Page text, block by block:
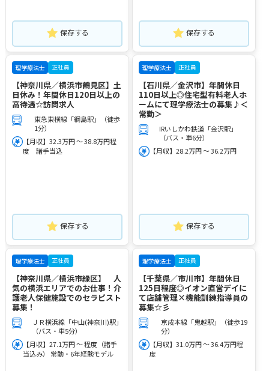
保存する 保存する
理学療法士 正社員
【神奈川県／横浜市鶴見区】土
日休み！年間休日120日以上の
高待遇☆訪問求人
東急東横線「綱島駅」（徒歩
1分）
【月収】32.3万円 ～ 38.8万円程
度 諸手当込
保存する
理学療法士 正社員
【石川県／金沢市】年間休日
110日以上◎住宅型有料老人ホ
ームにて理学療法士の募集♪＜
常勤＞
IRいしかわ鉄道「金沢駅」
（バス・車6分）
【月収】28.2万円 ～ 36.2万円
保存する
理学療法士 正社員
【神奈川県／横浜市緑区】 人
気の横浜エリアでのお仕事！介
護老人保健施設でのセラピスト
募集！
ＪＲ横浜線「中山(神奈川)駅」
（バス・車5分）
【月収】27.1万円 ～ 程度（諸手
当込み） 常勤・6年経験モデル
理学療法士 正社員
【千葉県／市川市】年間休日
125日程度◎イオン直営デイに
て店舗管理×機能訓練指導員の
募集☆彡
京成本線「鬼越駅」（徒歩19
分）
【月収】31.0万円 ～ 36.4万円程
度